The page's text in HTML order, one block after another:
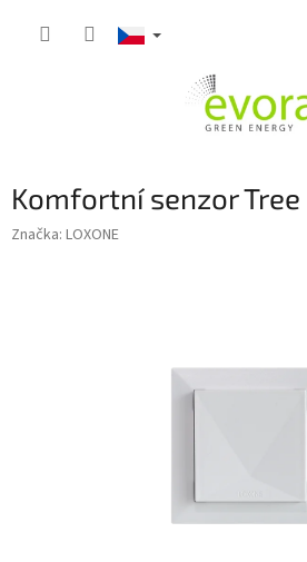
Komfortní senzor
Značka: LOXONE